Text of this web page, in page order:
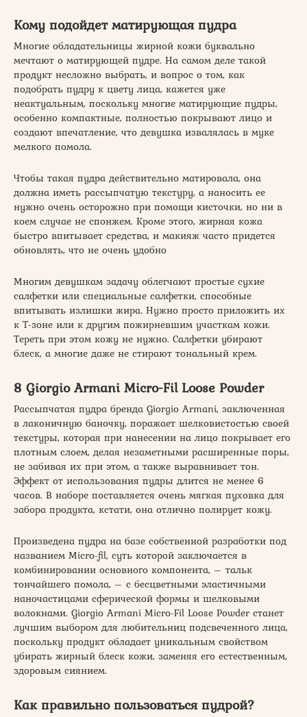
Кому подойдет матирующая пудра
Многие обладательницы жирной кожи буквально
мечтают о матирующей пудре. На самом деле такой
продукт несложно выбрать, и вопрос о том, как
подобрать пудру к цвету лица, кажется уже
неактуальным, поскольку многие матирующие пудры,
особенно компактные, полностью покрывают лицо и
создают впечатление, что девушка извалялась в муке
мелкого помола.
Чтобы такая пудра действительно матировала, она
должна иметь рассыпчатую текстуру, а наносить ее
нужно очень осторожно при помощи кисточки, но ни в
коем случае не спонжем. Кроме этого, жирная кожа
быстро впитывает средства, и макияж часто придется
обновлять, что не очень удобно
Многим девушкам задачу облегчают простые сухие
салфетки или специальные салфетки, способные
впитывать излишки жира. Нужно просто приложить их
к Т-зоне или к другим пожирневшим участкам кожи.
Тереть при этом кожу не нужно. Салфетки убирают
блеск, а многие даже не стирают тональный крем.
8 Giorgio Armani Micro-Fil Loose Powder
Рассыпчатая пудра бренда Giorgio Armani, заключенная
в лаконичную баночку, поражает шелковистостью своей
текстуры, которая при нанесении на лицо покрывает его
плотным слоем, делая незаметными расширенные поры,
не забивая их при этом, а также выравнивает тон.
Эффект от использования пудры длится не менее 6
часов. В наборе поставляется очень мягкая пуховка для
забора продукта, кстати, она отлично полирует кожу.
Произведена пудра на базе собственной разработки под
названием Micro-fil, суть которой заключается в
комбинировании основного компонента, – тальк
тончайшего помола, – с бесцветными эластичными
наночастицами сферической формы и шелковыми
волокнами. Giorgio Armani Micro-Fil Loose Powder станет
лучшим выбором для любительниц подсвеченного лица,
поскольку продукт обладает уникальным свойством
убирать жирный блеск кожи, заменяя его естественным,
здоровым сиянием.
Как правильно пользоваться пудрой?